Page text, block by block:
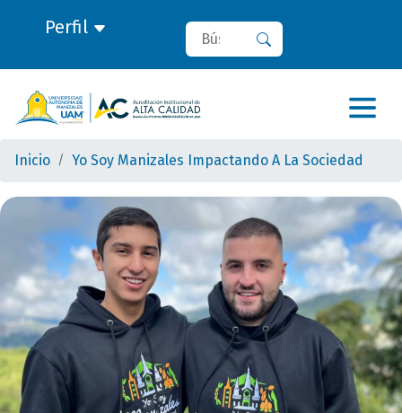
Perfil Buscar
Inicio Yo Soy Manizales Impactando A La Sociedad